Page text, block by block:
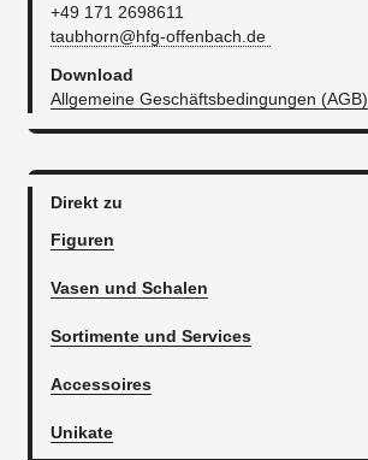
+49 171 2698611
taubhorn@hfg-offenbach.de
Download
Allgemeine Geschäftsbedingungen (AGB)
Direkt zu
Figuren
Vasen und Schalen
Sortimente und Services
Accessoires
Unikate